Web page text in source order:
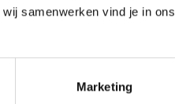
samenwerken vind je in ons
Marketing
0,28
0,43